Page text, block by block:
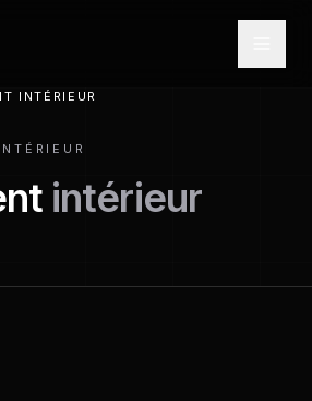
INTÉRIEUR
intérieur